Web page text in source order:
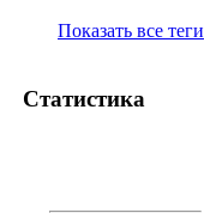
Показать все теги
Статистика